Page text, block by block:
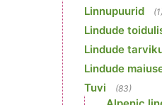
Linnupuurid
Lindude
Lindude
Lindude
Tuvi (83)